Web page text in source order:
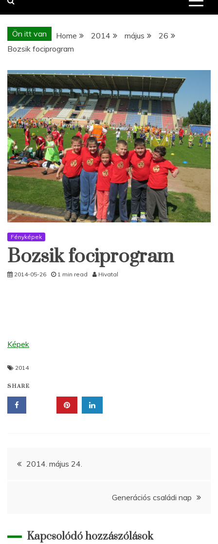
Ön itt van Home 2014 május
26
Bozsik fociprogram
Fényképek
Bozsik fociprogram
2014-05-26 1 min read Hivatal
Képek
2014
SHARE
Bejegyzés
2014. május 24.
Generációs családi nap
Kapcsolódó hozzászólások